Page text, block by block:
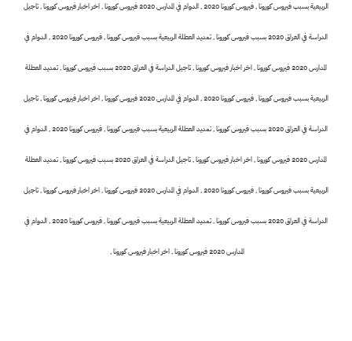
الربيعية بسبب فيروس كورونا , فيروس كورونا 2020 , الدوام في المدارس 2020 فيروس كورونا , اخر اخبار فيروس كورونا , تاجيل
الدراسة في العراق 2020 بسبب فيروس كورونا , تمديد العطلة الربيعية بسبب فيروس كورونا , فيروس كورونا 2020 , الدوام في
المدارس 2020 فيروس كورونا , اخر اخبار فيروس كورونا , تاجيل الدراسة في العراق 2020 بسبب فيروس كورونا , تمديد العطلة
الربيعية بسبب فيروس كورونا , فيروس كورونا 2020 , الدوام في المدارس 2020 فيروس كورونا , اخر اخبار فيروس كورونا , تاجيل
الدراسة في العراق 2020 بسبب فيروس كورونا , تمديد العطلة الربيعية بسبب فيروس كورونا , فيروس كورونا 2020 , الدوام في
المدارس 2020 فيروس كورونا , اخر اخبار فيروس كورونا , تاجيل الدراسة في العراق 2020 بسبب فيروس كورونا , تمديد العطلة
الربيعية بسبب فيروس كورونا , فيروس كورونا 2020 , الدوام في المدارس 2020 فيروس كورونا , اخر اخبار فيروس كورونا , تاجيل
الدراسة في العراق 2020 بسبب فيروس كورونا , تمديد العطلة الربيعية بسبب فيروس كورونا , فيروس كورونا 2020 , الدوام في
المدارس 2020 فيروس كورونا , اخر اخبار فيروس كورونا ,